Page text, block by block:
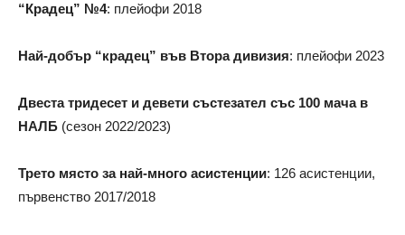
“Крадец” №4: плейофи 2018
Най-добър “крадец” във Втора дивизия: плейофи 2023
Двеста тридесет и девети състезател със 100 мача в
НАЛБ (сезон 2022/2023)
Трето място за най-много асистенции: 126 асистенции,
първенство 2017/2018